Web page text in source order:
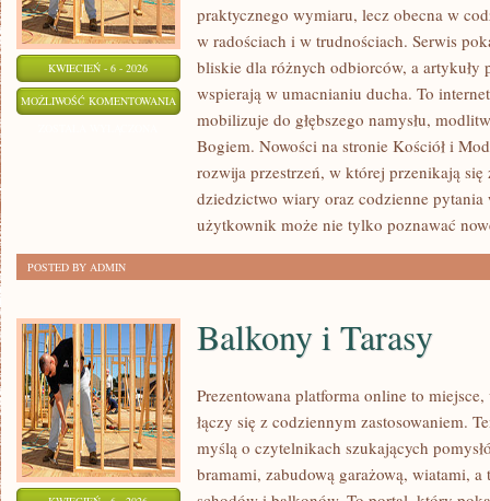
KWIECIEŃ - 6 - 2026
MOŻLIWOŚĆ KOMENTOWANIA BIBLIA
ŻYCIU
WIERZĄCEGO
praktycznego wymiaru, lecz obecna w
w radościach i w trudnościach. Serwis
bliskie dla różnych odbiorców, a artykuły
wspierają w umacnianiu ducha. To
mobilizuje do głębszego namysłu,
Bogiem. Nowości na stronie Kościół i
rozwija przestrzeń, w której przenikają
dziedzictwo wiary oraz codzienne
użytkownik może nie tylko poznawać
POSTED BY ADMIN
Balkony i Tarasy
Prezentowana platforma online to
łączy się z codziennym zastosowaniem.
myślą o czytelnikach szukających
bramami, zabudową garażową, wiatami, a